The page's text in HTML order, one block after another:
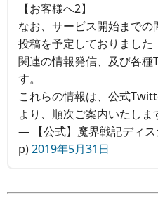
【お客様へ2】
なお、サービス開始まで
投稿を予定しておりました
関連の情報発信、及び各
す。
これらの情報は、公式
より、順次ご案内いたしま
— 【公式】魔界戦記ディス
p)2019年5月31日